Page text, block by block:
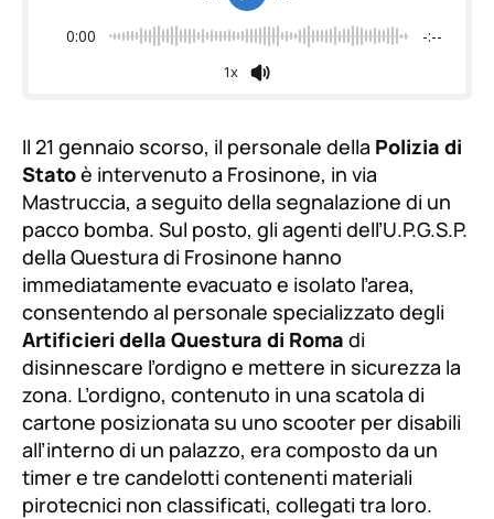
fuente.
0:00 -:--
1x
Il 21 gennaio scorso, il personale della Polizia di
Statoè intervenuto a Frosinone, in via
Mastruccia, a seguito della segnalazione di un
pacco bomba. Sul posto, gli agenti dell’U.P.G.S.P.
della Questura di Frosinone hanno
immediatamente evacuato e isolato l’area,
consentendo al personale specializzato degli
Artificieri della Questura di Roma di
disinnescare l’ordigno e mettere in sicurezza la
zona. L’ordigno, contenuto in una scatola di
cartone posizionata su uno scooter per disabili
all’interno di un palazzo, era composto da un
timer e tre candelotti contenenti materiali
pirotecnici non classificati, collegati tra loro.